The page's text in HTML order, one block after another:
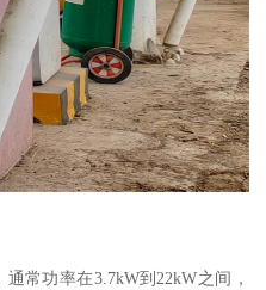
常功率在3.7kW到22kW之间，